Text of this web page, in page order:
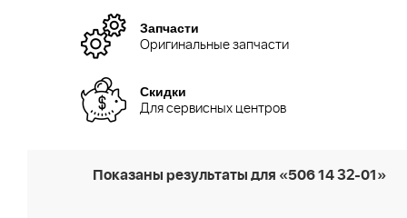
Запчасти
Оригинальные запчасти
Скидки
Для сервисных центров
Показаны результаты для «506 14 32-01»